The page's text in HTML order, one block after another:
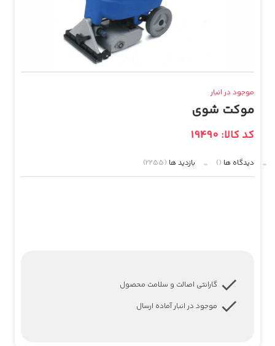
موجود در انبار
موکت شوی
کد کالا: 19490
دیدگاه ها () بازدید ها (2255)
گارانتی اصالت و سلامت محصول
موجود در انبار آماده ارسال